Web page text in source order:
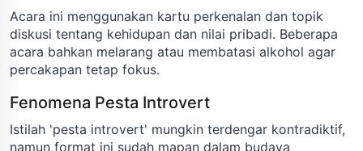
Acara ini menggunakan kartu perkenalan dan topik
diskusi tentang kehidupan dan nilai pribadi. Beberapa
acara bahkan melarang atau membatasi alkohol agar
percakapan tetap fokus.
Fenomena Pesta Introvert
Istilah 'pesta introvert' mungkin terdengar kontradiktif,
namun format ini sudah mapan dalam budaya